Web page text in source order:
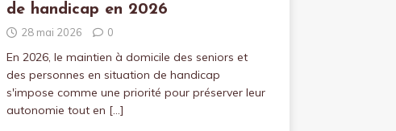
de handicap en 2026
28 mai 2026 0
En 2026, le maintien à domicile des seniors et
des personnes en situation de handicap
s'impose comme une priorité pour préserver leur
autonomie tout en […]